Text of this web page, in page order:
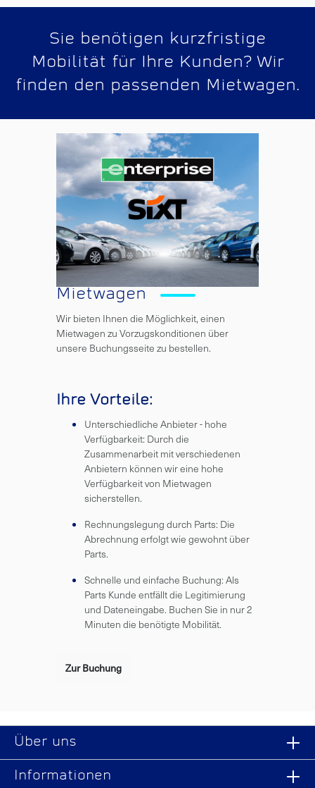
Sie benötigen kurzfristige
Mobilität für Ihre Kunden? Wir
finden den passenden Mietwagen.
Mietwagen
Wir bieten Ihnen die Möglichkeit, einen
Mietwagen zu Vorzugskonditionen über
unsere Buchungsseite zu bestellen.
Ihre Vorteile:
Unterschiedliche Anbieter - hohe
Verfügbarkeit: Durch die
Zusammenarbeit mit verschiedenen
Anbietern können wir eine hohe
Verfügbarkeit von Mietwagen
sicherstellen.
Rechnungslegung durch Parts: Die
Abrechnung erfolgt wie gewohnt über
Parts.
Schnelle und einfache Buchung: Als
Parts Kunde entfällt die Legitimierung
und Dateneingabe. Buchen Sie in nur 2
Minuten die benötigte Mobilität.
Zur Buchung
Über uns
Informationen